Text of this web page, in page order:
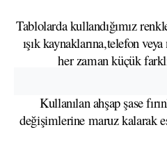
Tablolarda kullandığımız
ışık kaynaklarına,telefon
her zaman küçük
Kullanılan ahşap şase
değişimlerine maruz kalarak